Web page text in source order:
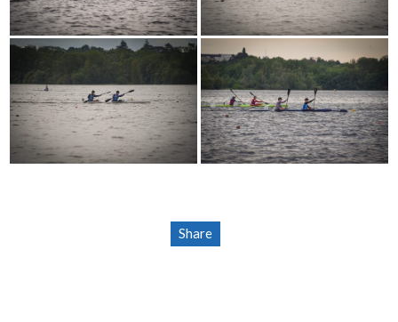
Share